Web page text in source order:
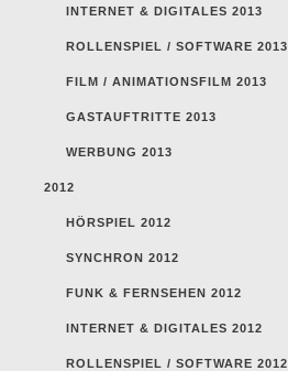
INTERNET & DIGITALES 2013
ROLLENSPIEL / SOFTWARE 2013
FILM / ANIMATIONSFILM 2013
GASTAUFTRITTE 2013
WERBUNG 2013
2012
HÖRSPIEL 2012
SYNCHRON 2012
FUNK & FERNSEHEN 2012
INTERNET & DIGITALES 2012
ROLLENSPIEL / SOFTWARE 2012